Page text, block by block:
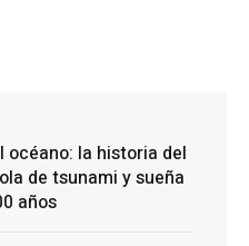
océano: la historia del
de tsunami y sueña
años